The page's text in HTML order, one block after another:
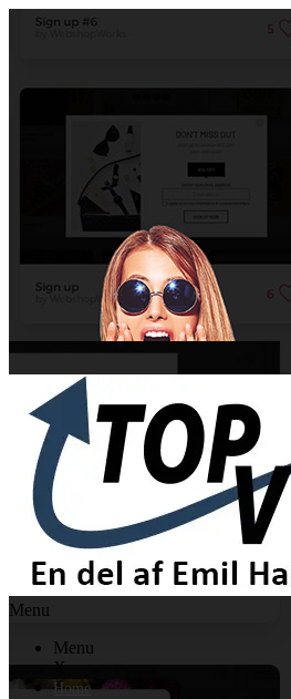
Menu
Menu
X
Home